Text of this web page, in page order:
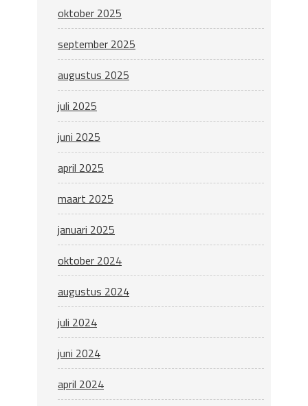
oktober 2025
september 2025
augustus 2025
juli 2025
juni 2025
april 2025
maart 2025
januari 2025
oktober 2024
augustus 2024
juli 2024
juni 2024
april 2024